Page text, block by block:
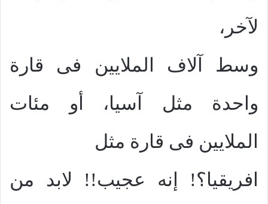
لآخر،
وسط آلاف الملايين فى قارة
واحدة مثل آسيا، أو مئات
الملايين فى قارة مثل
افريقيا؟! إنه عجيب!! لابد من